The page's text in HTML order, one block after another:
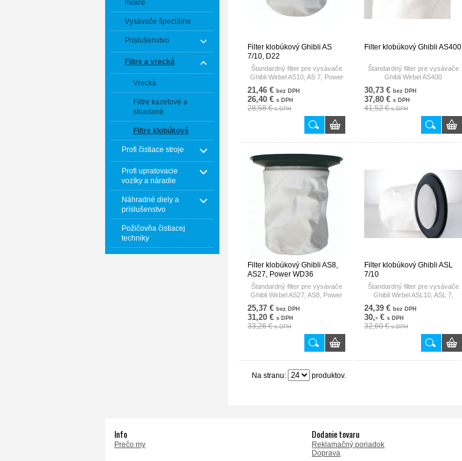
mokré
Vysávače špeciálne
Príslušenstvo
Filtre a vrecká
Vrecká
Filtre kazetové a
skladané
Filtre klobúkové
Profi čistiace stroje
Profi upratovacie
vozíky a náradie
Náhradné diely a
príslušenstvo
Požičovňa čistiacej
techniky
Filter klobúkový Ghibli AS
7/10, D22
Štandardný filter pre vysávače
Ghibli Wirbel AS10, AS 7, Power
21,46 € bez DPH
26,40 € s DPH
28,58 €s DPH
Filter klobúkový Ghibli AS400
Štandardný filter pre vysávače
Ghibli Wirbel AS400
30,73 € bez DPH
37,80 € s DPH
41,52 €s DPH
Filter klobúkový Ghibli AS8,
AS27, Power WD36
Štandardný filter pre vysávače
Ghibli Wirbel AS27, AS8, Power
25,37 € bez DPH
31,20 € s DPH
33,26 €s DPH
Filter klobúkový Ghibli ASL
7/10
Štandardný filter pre vysávače
Ghibli Wirbel ASL10, ASL 7,
24,39 € bez DPH
30,- € s DPH
32,60 €s DPH
Na stranu: produktov.
Info
Prečo my
Dodanie tovaru
Reklamačný poriadok
Doprava